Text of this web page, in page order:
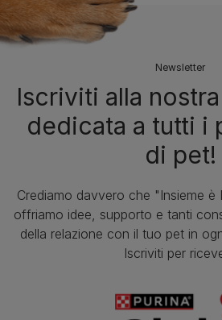
Newsletter
Iscriviti alla
dedicata a tutti i
di pet!
Crediamo davvero che "Insieme è
offriamo idee, supporto e tanti
della relazione con il tuo pet in
Iscriviti per